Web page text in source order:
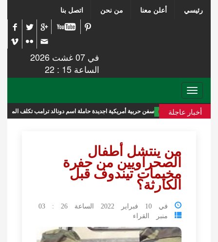
رئيسي أعلن معنا من نحن اتصل بنا
في 07 غشت 2026
الساعة 15 : 22
Toggle
navigation
أخبار عاجلةسفن حربية أمريكية اجديدة حاملة اسم دونالد ترامب تكلف الميزانية 275 مليار دولار
من ينتشل أطفال
الصحراويين من حفرة
مخيمات تيندوف قبل
الكارثة؟
في 10 فبراير 2022 الساعة 26 : 03
منبر القراء